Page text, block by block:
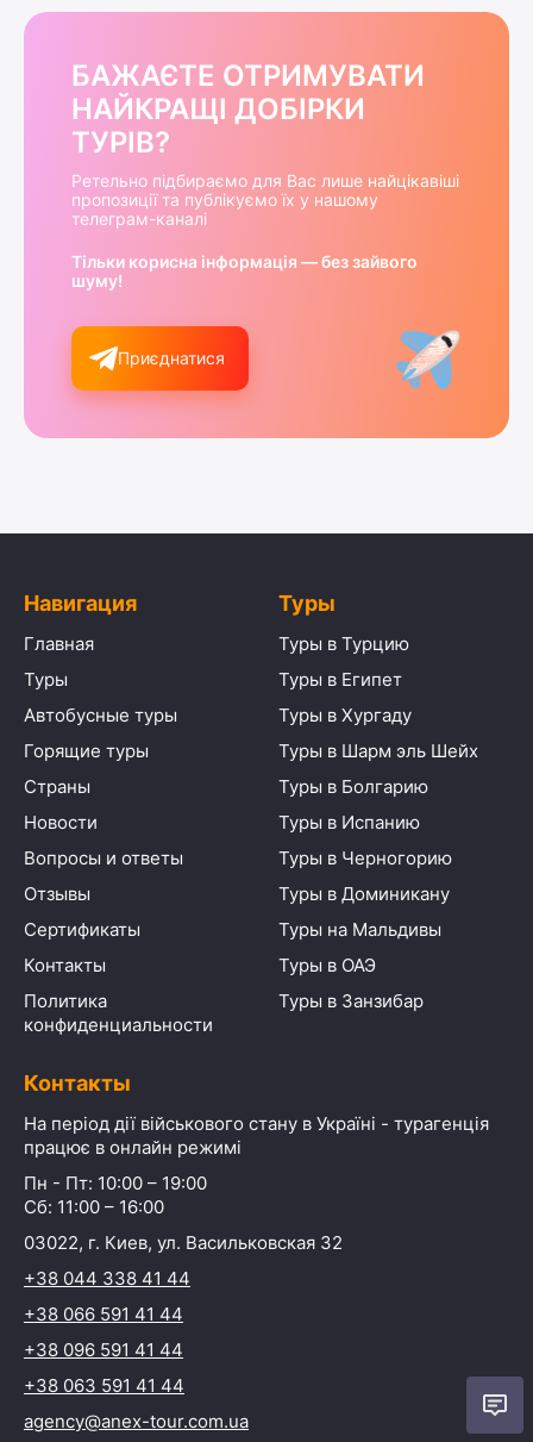
БАЖАЄТЕ ОТРИМУВАТИ
НАЙКРАЩІ ДОБІРКИ
ТУРІВ?
Ретельно підбираємо для Вас лише найцікавіші
пропозиції та публікуємо їх у нашому
телеграм-каналі
Тільки корисна інформація — без зайвого
шуму!
Приєднатися
Навигация
Главная
Туры
Автобусные туры
Горящие туры
Страны
Новости
Вопросы и ответы
Отзывы
Сертификаты
Контакты
Политика
конфиденциальности
Туры
Туры в Турцию
Туры в Египет
Туры в Хургаду
Туры в Шарм эль Шейх
Туры в Болгарию
Туры в Испанию
Туры в Черногорию
Туры в Доминикану
Туры на Мальдивы
Туры в ОАЭ
Туры в Занзибар
Контакты
На період дії військового стану в Україні - турагенція
працює в онлайн режимі
Пн - Пт: 10:00 – 19:00
Сб: 11:00 – 16:00
03022, г. Киев, ул. Васильковская 32
+38 044 338 41 44
+38 066 591 41 44
+38 096 591 41 44
+38 063 591 41 44
agency@anex-tour.com.ua